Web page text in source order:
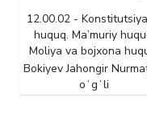
12.00.02 -
huquq. Ma’muriy
Moliya va bojxona
Bokiyev Jahongir
oʻgʻli